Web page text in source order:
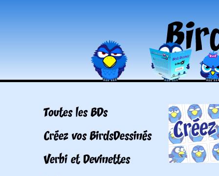
Toutes les BDs
Créez vos BirdsDessinés
Verbi et Devinettes